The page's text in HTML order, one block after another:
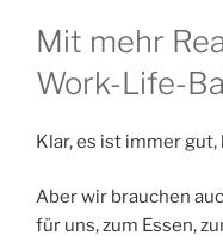
Mit mehr
Work-Life-
Klar, es ist immer gut,
Aber wir brauchen
für uns, zum Essen,